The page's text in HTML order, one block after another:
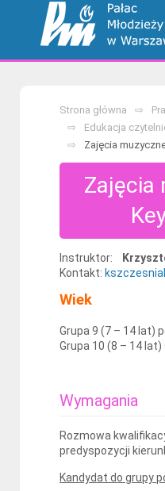
Strona główna
Edukacja
Zajęcia
Zajęcia
Instruktor:
Kontakt:
Wiek
Grupa 9 (7 – 14 lat)
Grupa 10 (8 – 14
Wymagania
Rozmowa
predyspozycji
Kandydat do grupy